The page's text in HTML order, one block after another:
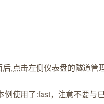
后,点击左侧仪表盘的隧道
例使用了:fast，注意不要与